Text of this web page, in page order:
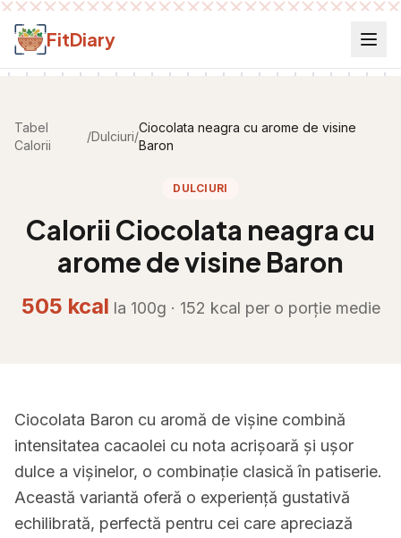
Salt la conținut
FitDiary
Tabel
Calorii
/Dulciuri/
Ciocolata neagra cu arome de visine
Baron
DULCIURI
Calorii Ciocolata neagra cu
arome de visine Baron
505 kcal la 100g · 152 kcal per o porție medie
Ciocolata Baron cu aromă de vișine combină
intensitatea cacaolei cu nota acrișoară și ușor
dulce a vișinelor, o combinație clasică în patiserie.
Această variantă oferă o experiență gustativă
echilibrată, perfectă pentru cei care apreciază